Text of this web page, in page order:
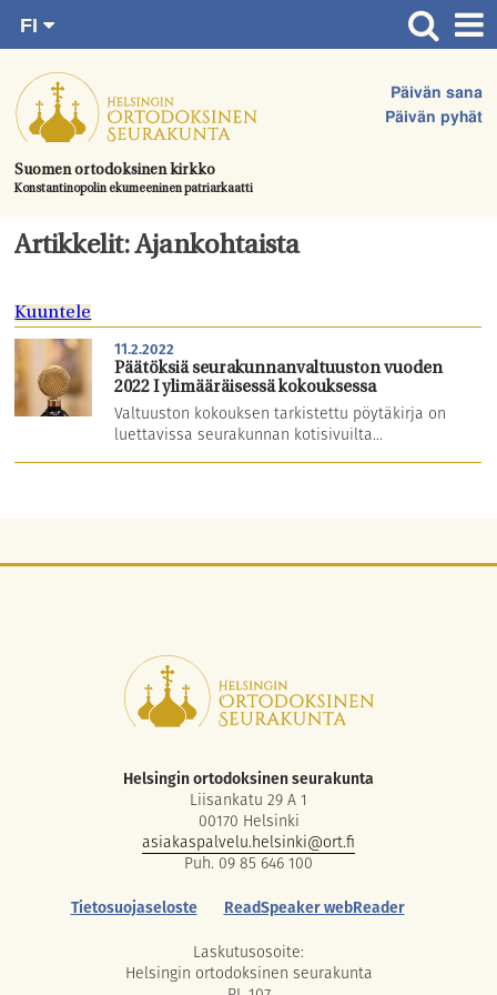
suoraan
sisältöön.
Suomen ortodoksinen kirkko
Konstantinopolin ekumeeninen patriarkaatti
Päivän sana
Päivän pyhät
FI
SV
EN
UA
Etusivu
Ajankohtaista
Juhlat & toimitukset
Kirkot
Tule mukaan
Hautausmaa
Yhteystiedot
Artikkelit: Ajankohtaista
Kuuntele
11.2.2022
Päätöksiä seurakunnanvaltuuston vuoden
2022 I ylimääräisessä kokouksessa
Valtuuston kokouksen tarkistettu pöytäkirja on
luettavissa seurakunnan kotisivuilta...
Helsingin ortodoksinen seurakunta
Liisankatu 29 A 1
00170 Helsinki
asiakaspalvelu.helsinki@ort.fi
Puh. 09 85 646 100
Tietosuojaseloste
ReadSpeaker webReader
Laskutusosoite:
Helsingin ortodoksinen seurakunta